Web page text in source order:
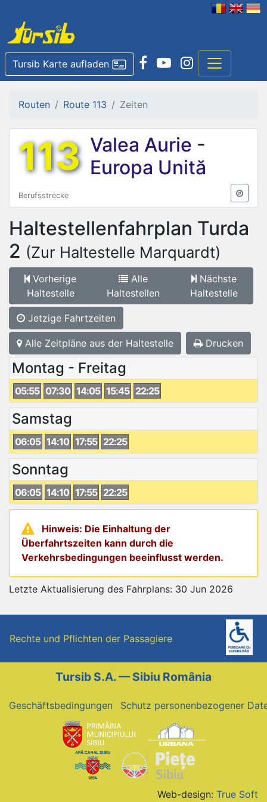
Tursib Karte aufladen
Routen Route 113 Zeiten
113 Valea Aurie -
Europa Unită
Berufsstrecke
Haltestellenfahrplan Turda
2 (Zur Haltestelle Marquardt)
Vorherige
Haltestelle
Alle
Haltestellen
Nächste
Haltestelle
Jetzige Fahrtzeiten
Alle Zeitpläne aus der Haltestelle Drucken
Montag - Freitag
05:55 07:30 14:05 15:45 22:25
Samstag
06:05 14:10 17:55 22:25
Sonntag
06:05 14:10 17:55 22:25
Hinweis: Die Einhaltung der
Überfahrtszeiten kann durch die
Verkehrsbedingungen beeinflusst werden.
Letzte Aktualisierung des Fahrplans: 30 Jun 2026
Rechte und Pflichten der Passagiere
Tursib S.A. — Sibiu România
Geschäftsbedingungen Schutz personenbezogener
Web-design: True Soft